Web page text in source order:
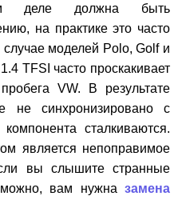
должна быть
на практике это часто
моделей Polo, Golf и
TFSI часто проскакивает
VW. В результате
не синхронизировано с
сталкиваются.
является непоправимое
вы слышите странные
вам нужна замена